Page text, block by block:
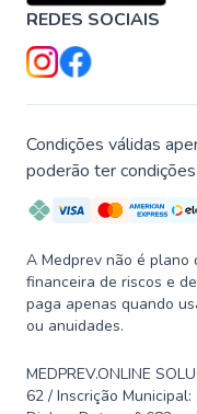
REDES SOCIAIS
Condições válidas
poderão ter
A Medprev não é plano
financeira de riscos e
paga apenas quando
ou anuidades.
MEDPREV.ONLINE
62 / Inscrição